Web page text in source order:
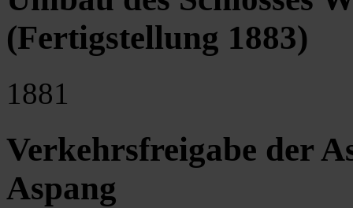
(Fertigstellung 1883)
1881
Verkehrsfreigabe der
Aspang